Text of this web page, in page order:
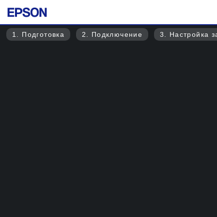
1 . Подготовка 2 . Подключение 3 . Настройка